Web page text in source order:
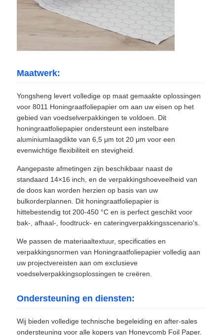
Maatwerk:
Yongsheng levert volledige op maat gemaakte oplossingen
voor 8011 Honingraatfoliepapier om aan uw eisen op het
gebied van voedselverpakkingen te voldoen. Dit
honingraatfoliepapier ondersteunt een instelbare
aluminiumlaagdikte van 6,5 μm tot 20 μm voor een
evenwichtige flexibiliteit en stevigheid.
Aangepaste afmetingen zijn beschikbaar naast de
standaard 14×16 inch, en de verpakkingshoeveelheid van
de doos kan worden herzien op basis van uw
bulkorderplannen. Dit honingraatfoliepapier is
hittebestendig tot 200-450 °C en is perfect geschikt voor
bak-, afhaal-, foodtruck- en cateringverpakkingsscenario's.
We passen de materiaaltextuur, specificaties en
verpakkingsnormen van Honingraatfoliepapier volledig aan
uw projectvereisten aan om exclusieve
voedselverpakkingsoplossingen te creëren.
Ondersteuning en diensten:
Wij bieden volledige technische begeleiding en after-sales
ondersteuning voor alle kopers van Honeycomb Foil Paper.